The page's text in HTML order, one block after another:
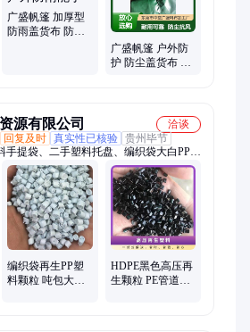
广盛帆篷 加厚型
防雨盖货布 防腐
广盛帆篷 户外防
护 防尘盖货布 抗
源有限公司
洽谈
回复及时 真实性已核验 贵州毕节
手提袋、二手塑料托盘、编织袋大白PP、
编织袋再生PP塑
料颗粒 吨包大白
HDPE黑色高压再
生颗粒 PE管道塑